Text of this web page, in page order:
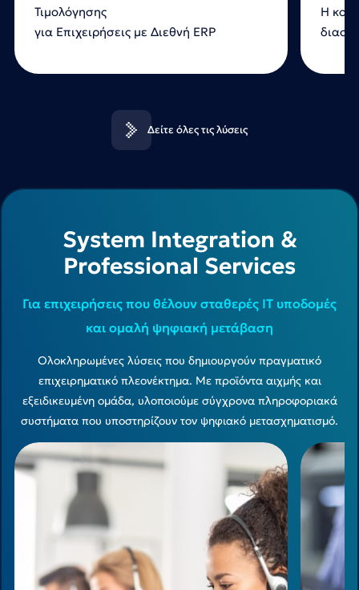
Δείτε όλες τις λύσεις
Τιμολόγησης
για Επιχειρήσεις με Διεθνή ERP
Η
System Integration &
Professional Services
Για επιχειρήσεις που θέλουν σταθερές IT υποδομές
και ομαλή ψηφιακή μετάβαση
Ολοκληρωμένες λύσεις που δημιουργούν πραγματικό
επιχειρηματικό πλεονέκτημα. Με προϊόντα αιχμής και
εξειδικευμένη ομάδα, υλοποιούμε σύγχρονα πληροφοριακά
συστήματα που υποστηρίζουν τον ψηφιακό μετασχηματισμό.